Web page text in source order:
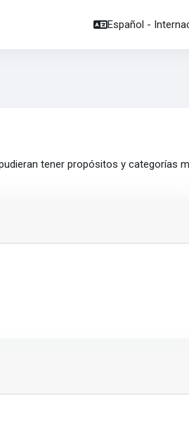
Español -
tener propósitos y categorías